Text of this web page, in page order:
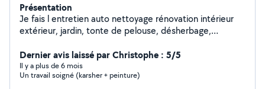
Présentation
Je fais l entretien auto nettoyage rénovation intérieur
extérieur, jardin, tonte de pelouse, désherbage,
transport pose carrelage faïence plantation jardin
Dernier avis laissé par Christophe : 5/5
Il y a plus de 6 mois
Un travail soigné (karsher + peinture)